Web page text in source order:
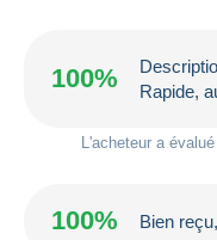
100%
Rapide,
L'acheteur a
100% Bien